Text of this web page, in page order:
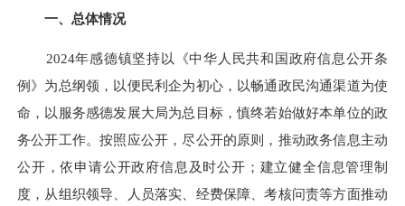
一、总体情况
2024年感德镇坚持以《中华人民共和国政府信息公开条
例》为总纲领，以便民利企为初心，以畅通政民沟通渠道为使
命，以服务感德发展大局为总目标，慎终若始做好本单位的政
务公开工作。按照应公开，尽公开的原则，推动政务信息主动
公开，依申请公开政府信息及时公开；建立健全信息管理制
度，从组织领导、人员落实、经费保障、考核问责等方面推动